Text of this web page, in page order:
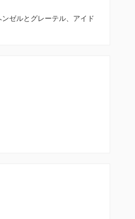
ゼルとグレーテル、アイド